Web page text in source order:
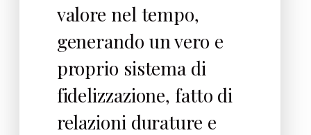
valore nel tempo,
generando un vero e
proprio sistema di
fidelizzazione, fatto di
relazioni durature e